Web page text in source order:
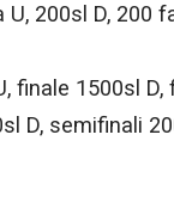
200sl D, 200
finale 1500sl
D, semifinali